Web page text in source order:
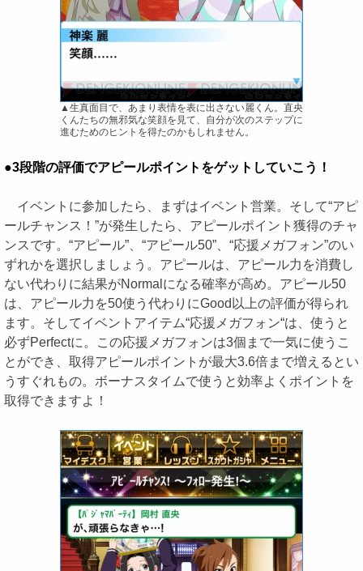
▲生真面目で、あまり表情を表に出さない麗くん。直央
くんたちの無邪気な笑顔を見て、自分が次のステップに
進むためのヒントを得たのかもしれません。
●3段階の評価でアピールポイントをゲットしていこう！
イベントに参加したら、まずはイベント営業。そして“アピ
ールチャンス！”が発生したら、アピールポイント獲得のチャ
ンスです。“アピール”、“アピール50”、“応援メガフォン”のい
ずれかを選択しましょう。アピールは、アピール力を消費し
ない代わりに結果がNormalになる確率が高め。アピール50
は、アピール力を50使う代わりにGood以上の評価が得られ
ます。そしてイベントアイテム“応援メガフォン“は、使うと
必ずPerfectに。この応援メガフォンは3個まで一気に使うこ
とができ、取得アピールポイントが最大3.6倍まで増えるとい
うすぐれもの。ボーナスタイムで使うと効率よくポイントを
取得できますよ！